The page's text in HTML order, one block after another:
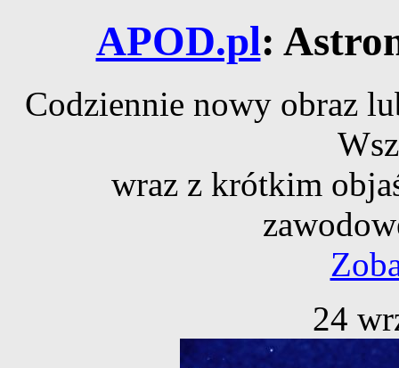
APOD.pl:
Codziennie nowy obraz
wraz z krótkim
24